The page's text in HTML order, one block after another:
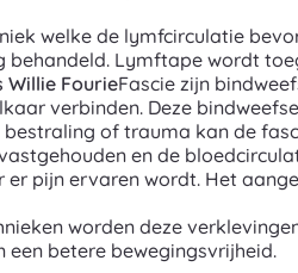
welke de lymfcirculatie
behandeld. Lymftape wordt
Willie FourieFascie zijn
verbinden. Deze
bestraling of trauma kan de
en de
pijn ervaren wordt. Het
worden deze
een betere bewegingsvrijheid.